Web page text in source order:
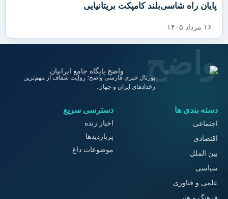
پایان راه شاسی‌بلند کامپکت بریتانیایی
۱۶ مرداد ۱۴۰۵
پورتال خبری فارسی واضح؛ روایت شفاف از مهم‌ترین
رخدادهای ایران و جهان.
دسته بندی ها
اجتماعی
اقتصادی
بین الملل
سیاسی
علمی و فناوری
دسترسی سریع
اخبار زنده
پربازدیدها
موضوعات داغ